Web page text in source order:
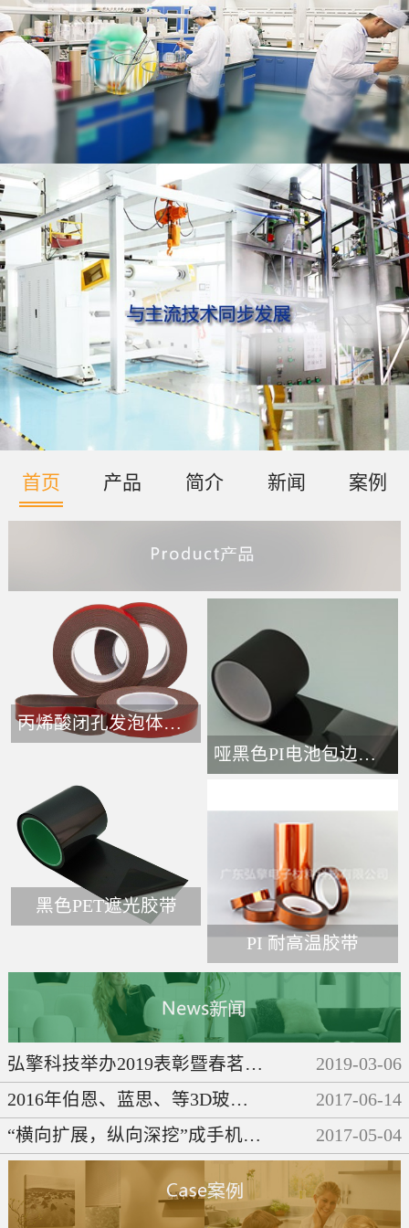
首页 产品 简介 新闻 案例
丙烯酸闭孔发泡体胶带-
哑黑色PI电池包边接头胶带
黑色PET遮光胶带
PI 耐高温胶带
弘擎科技举办2019表彰暨春茗晚会 2019-03-06
2016年伯恩、蓝思、等3D玻璃企业们都做了些啥呢？
2017-06-14
“横向扩展，纵向深挖”成手机产业链发展必然趋势
2017-05-04